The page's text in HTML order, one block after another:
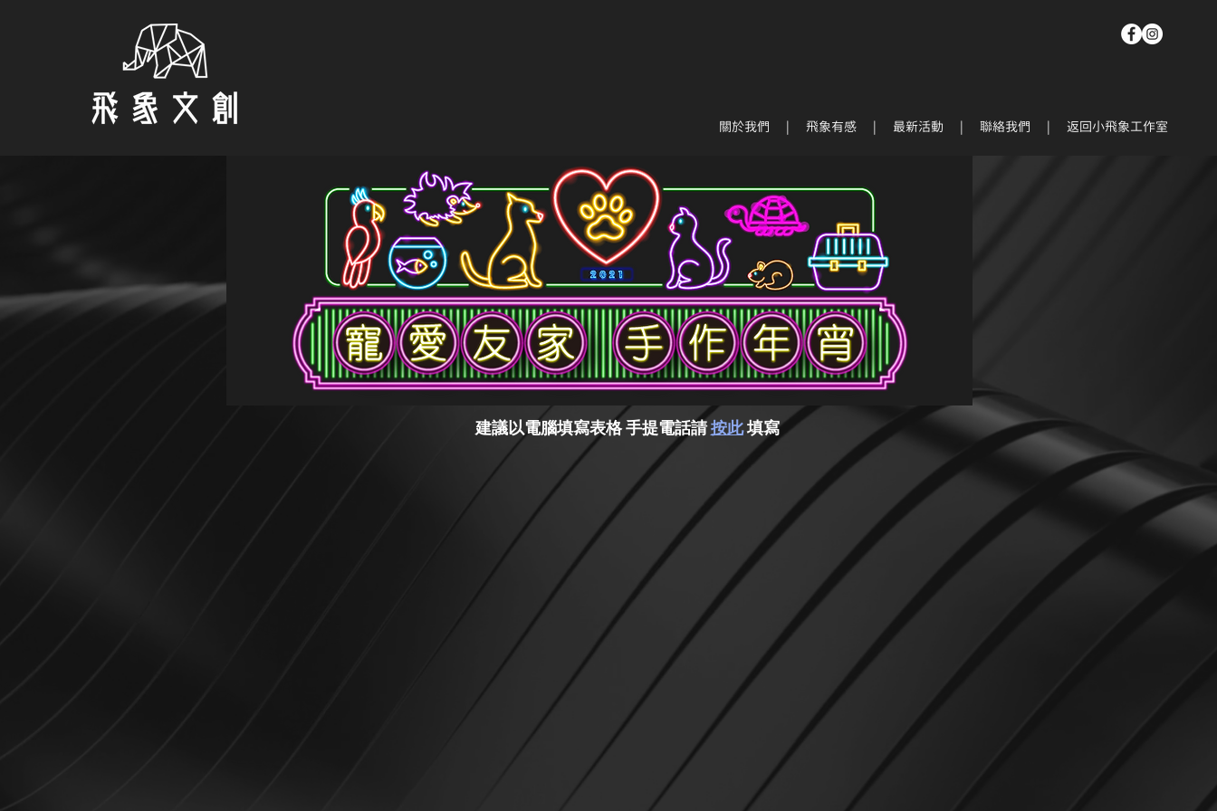
關於我們 | 飛象有感 | 最新活動 | 聯絡我們 | 返回小飛象工作室
​建議以電腦填寫表格 手提電話請按此填寫